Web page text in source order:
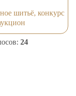
шитьё, конкурс
24